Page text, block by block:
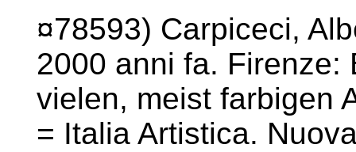
¤78593) Carpiceci,
2000 anni fa. Firenze:
vielen, meist farbigen
= Italia Artistica.